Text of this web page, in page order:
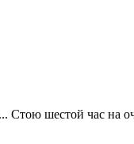
шестой час на